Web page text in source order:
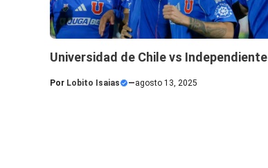
Universidad de Chile vs Independiente
Por Lobito Isaias —agosto 13, 2025